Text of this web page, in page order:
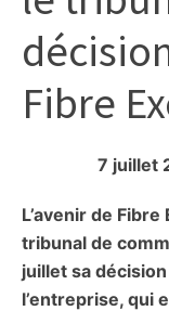
culture,
politique,
faits
citoyennes
Fibre
7 juillet
L’avenir de
tribunal de
juillet sa
l’entreprise, qui